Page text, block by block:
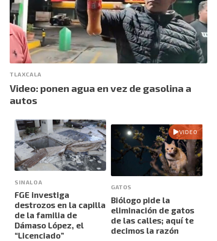
TLAXCALA
Video: ponen agua en vez de gasolina a
autos
SINALOA
FGE investiga
destrozos en la capilla
de la familia de
Dámaso López, el
“Licenciado”
VIDEO
GATOS
Biólogo pide la
eliminación de gatos
de las calles; aquí te
decimos la razón